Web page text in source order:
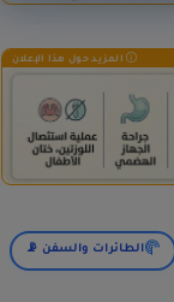
المزيد حول هذا الإعلان
الطائرات والسفن 📡